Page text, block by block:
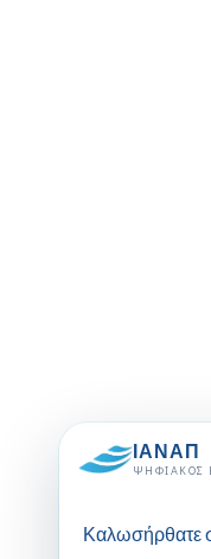
ΙΑΝΑΠ
ΨΗΦΙΑΚΌΣ
Καλωσήρθατε